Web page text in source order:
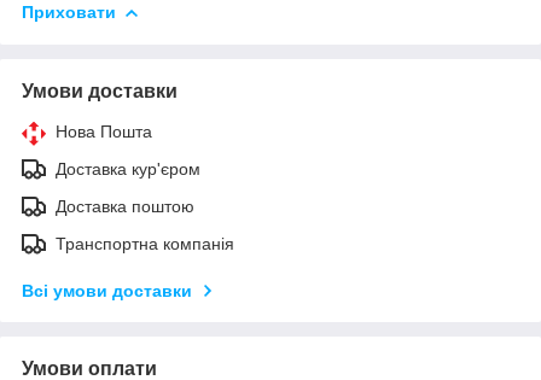
Приховати
Умови доставки
Нова Пошта
Доставка кур'єром
Доставка поштою
Транспортна компанія
Всі умови доставки
Умови оплати